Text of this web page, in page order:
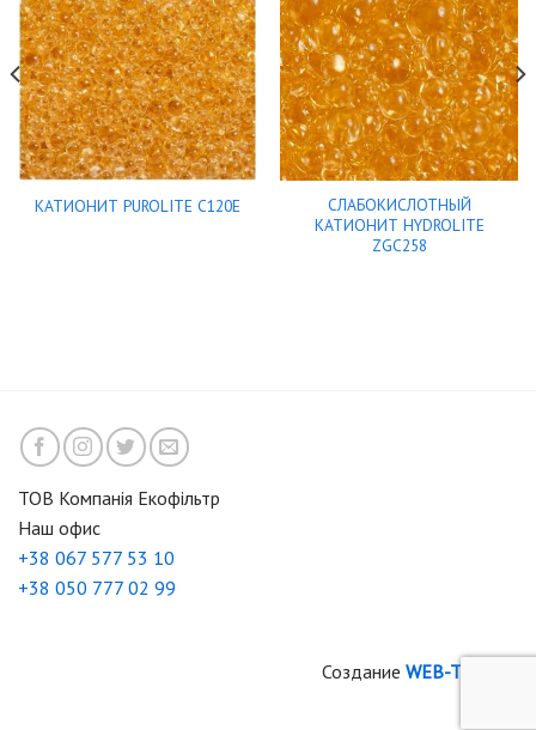
КАТИОНИТ PUROLITE C120E
СЛАБОКИСЛОТНЫЙ
КАТИОНИТ HYDROLITE
ZGC258
ТОВ Компанія Екофільтр
Наш офис
+38 067 577 53 10
+38 050 777 02 99
Создание WEB-TIME